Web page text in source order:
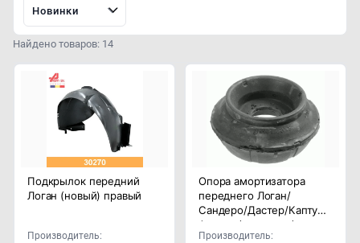
Новинки
Найдено товаров: 14
Подкрылок передний
Логан (новый) правый
Производитель:
Опора амортизатора
переднего Логан/
Сандеро/Дастер/Каптур/
Аркана (комплект)
Производитель: